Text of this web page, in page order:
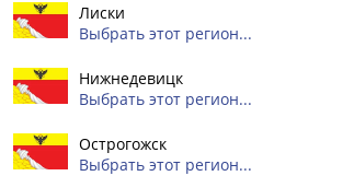
Лиски
Выбрать этот регион...
Нижнедевицк
Выбрать этот регион...
Острогожск
Выбрать этот регион...